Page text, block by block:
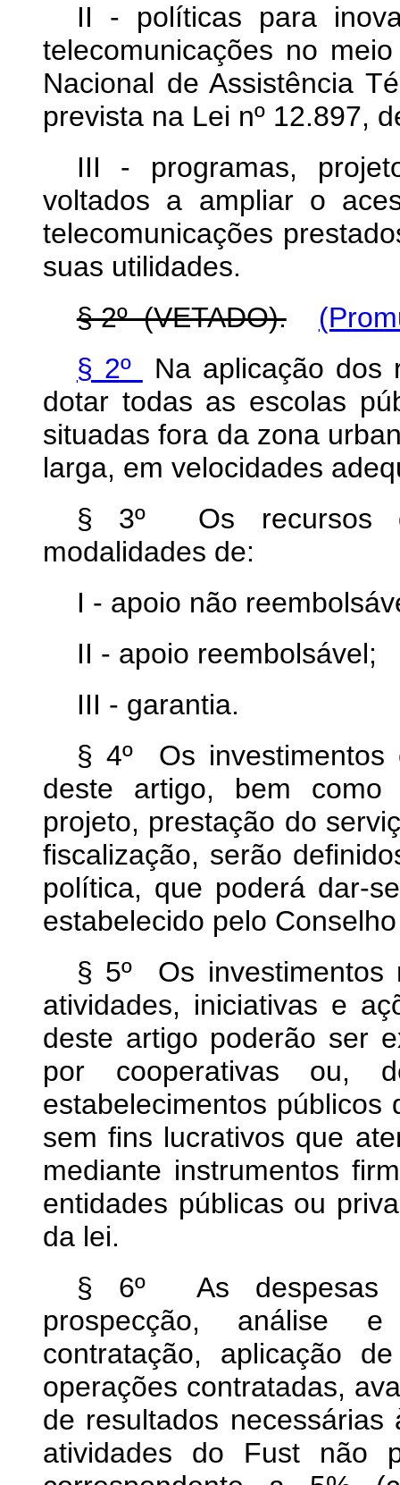
II - políticas para
telecomunicações no
Nacional de Assistência
prevista na Lei nº 12.897,
III - programas,
voltados a ampliar o
telecomunicações
suas utilidades.
§ 2º (VETADO).
§ 2º
Na aplicação dos
dotar todas as escolas
situadas fora da zona
larga, em velocidades
§ 3º Os recursos
modalidades de:
I - apoio não
II - apoio reembolsável;
III - garantia.
§ 4º Os
deste artigo, bem
projeto, prestação do
fiscalização, serão
política, que poderá dar-
estabelecido pelo
§ 5º Os investimentos
atividades, iniciativas e
deste artigo poderão ser
por cooperativas ou,
estabelecimentos
sem fins lucrativos que
mediante instrumentos
entidades públicas ou
da lei.
§ 6º As despesas
prospecção, análise
contratação, aplicação
operações contratadas,
de resultados
atividades do Fust não